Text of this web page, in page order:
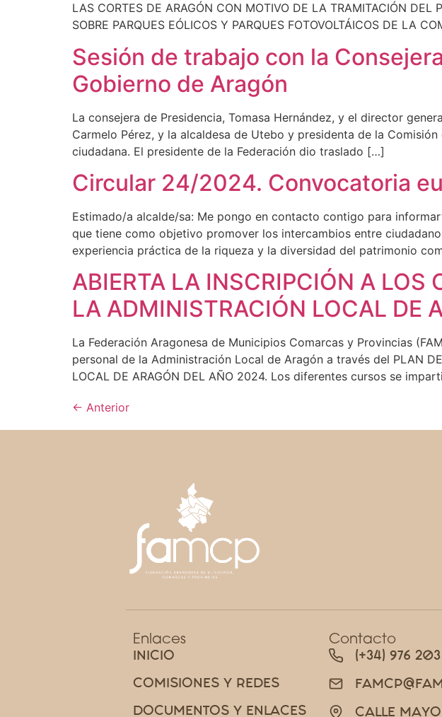
LAS CORTES DE ARAGÓN CON MOTIVO DE LA TRAMITACIÓN DEL
SOBRE PARQUES EÓLICOS Y PARQUES FOTOVOLTÁICOS DE LA
Sesión de trabajo con la
Gobierno de Aragón
La consejera de Presidencia, Tomasa Hernández, y el director
Carmelo Pérez, y la alcaldesa de Utebo y presidenta de la
ciudadana. El presidente de la Federación dio traslado […]
Circular 24/2024. Convocatoria
Estimado/a alcalde/sa: Me pongo en contacto contigo para
que tiene como objetivo promover los intercambios entre
experiencia práctica de la riqueza y la diversidad del patrimonio
ABIERTA LA INSCRIPCIÓN A LOS
LA ADMINISTRACIÓN LOCAL DE
La Federación Aragonesa de Municipios Comarcas y Provincias
personal de la Administración Local de Aragón a través del PLAN DE
LOCAL DE ARAGÓN DEL AÑO 2024. Los diferentes cursos se
← Anterior
Enlaces
INICIO
COMISIONES Y REDES
DOCUMENTOS Y ENLACES
Contacto
(+34) 976
CALLE